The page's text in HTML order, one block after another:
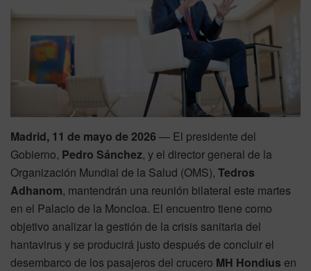
Madrid, 11 de mayo de 2026 — El presidente del
Gobierno, Pedro Sánchez, y el director general de la
Organización Mundial de la Salud (OMS), Tedros
Adhanom, mantendrán una reunión bilateral este martes
en el Palacio de la Moncloa. El encuentro tiene como
objetivo analizar la gestión de la crisis sanitaria del
hantavirus y se producirá justo después de concluir el
desembarco de los pasajeros del crucero MH Hondius en